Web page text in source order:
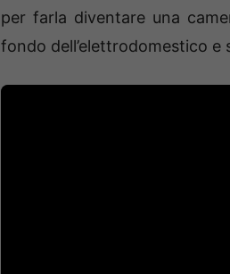
per farla diventare una
fondo dell’elettrodomestico